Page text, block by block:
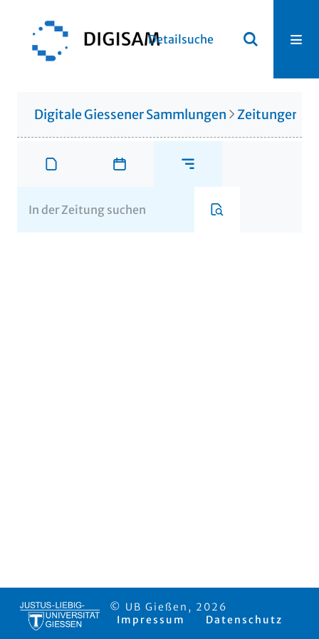
Detailsuche
Digitale Giessener Sammlungen Zeitungen
© UB Gießen, 2026
Impressum
Datenschutz